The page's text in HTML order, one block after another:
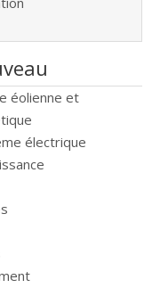
éolienne et
électrique